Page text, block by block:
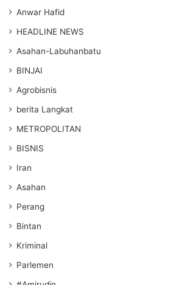
Anwar Hafid
HEADLINE NEWS
Asahan-Labuhanbatu
BINJAI
Agrobisnis
berita Langkat
METROPOLITAN
BISNIS
Iran
Asahan
Perang
Bintan
Kriminal
Parlemen